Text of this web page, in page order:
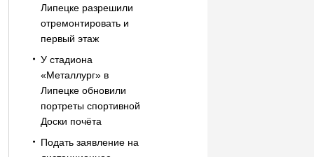
Липецке разрешили
отремонтировать и
первый этаж
У стадиона
«Металлург» в
Липецке обновили
портреты спортивной
Доски почёта
Подать заявление на